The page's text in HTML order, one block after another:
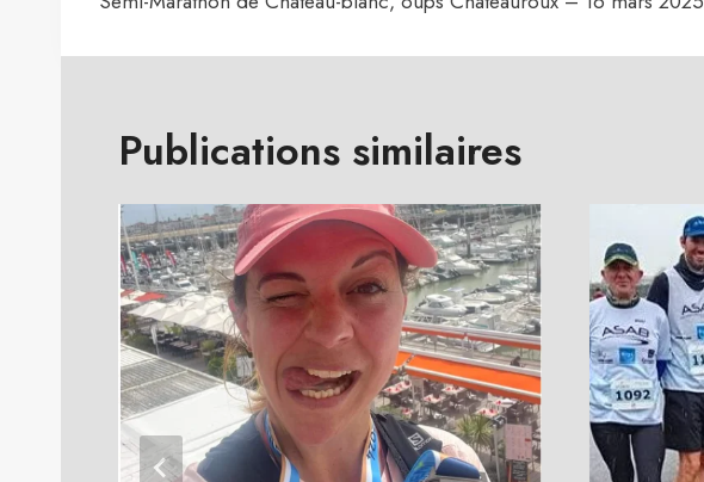
de
l’article
Publications similaires